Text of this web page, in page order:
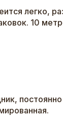
легко,
10